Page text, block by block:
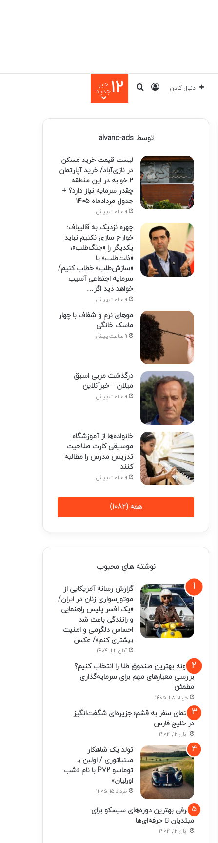
دنبال کردن ورودجستجو برای
12 خبر
جدید
توسط alvand-ads
لیست قیمت خرید مسکن
در نازی‌آباد/ خرید آپارتمان
۲ خوابه در این منطقه
چقدر سرمایه نیاز دارد؟ +
جدول مردادماه ۱۴۰۵
9 ساعت پیش
چهره نزدیک به قالیباف:
خوارج سازی نکنیم نباید
یکدیگر را «جنگ‌طلب»،
«ذلت‌طلب» یا
«سازش‌طلب» خطاب کنیم/
سرمایه اجتماعی آسیب
خواهد دید اگر…
9 ساعت پیش
موهای نرم و شفاف با چهار
ماسک خانگی
9 ساعت پیش
درگذشت مربی اسبق
میلان – خبرآنلاین
9 ساعت پیش
خانواده‌ها از آموزشگاه
موسیقی کارت صلاحیت
تدریس مدرس را مطالبه
کنند
9 ساعت پیش
همه (1082)
نوشته های محبوب
گزارش رسانه آمریکایی از
موتورسواری زنان در ایران/
«یک افسر پلیس راهنمایی
و رانندگی باعث شد
احساس دلگرمی و امنیت
بیشتری کنم»/ عکس
آبان 22, 1404
چگونه بهترین صندوق طلا را انتخاب کنیم؟
بررسی معیارهای مهم برای سرمایه‌گذاری
مطمئن
خرداد 28, 1405
راهنمای سفر به قشم؛ جزیره‌ای شگفت‌انگیز
در خلیج فارس
آبان 12, 1404
تولد یک شاهکار
مینیاتوری / اولین دِ
توماسو P۷۲ با نام «شب
اورلیان»
خرداد 15, 1405
معرفی بهترین دوره‌های سیسکو برای
مبتدیان تا حرفه‌ای‌ها
آبان 12, 1404